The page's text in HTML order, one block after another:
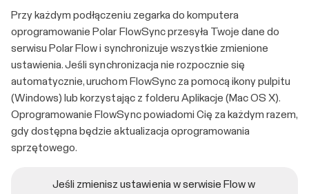
Przy każdym podłączeniu zegarka do komputera
oprogramowanie Polar FlowSync przesyła Twoje dane do
serwisu Polar Flow i synchronizuje wszystkie zmienione
ustawienia. Jeśli synchronizacja nie rozpocznie się
automatycznie, uruchom FlowSync za pomocą ikony pulpitu
(Windows) lub korzystając z folderu Aplikacje (Mac OS X).
Oprogramowanie FlowSync powiadomi Cię za każdym razem,
gdy dostępna będzie aktualizacja oprogramowania
sprzętowego.
Jeśli zmienisz ustawienia w serwisie Flow w